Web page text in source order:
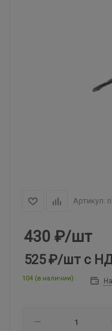
Артикул:
430 ₽/шт
525 ₽/шт с
104 (в наличии)